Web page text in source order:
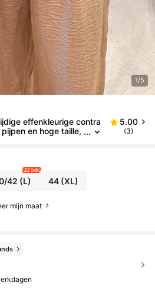
1/5
effenkleurige contra
en hoge taille,
5.00
(3)
42 (L)
22 left
44(XL)
mijn maat